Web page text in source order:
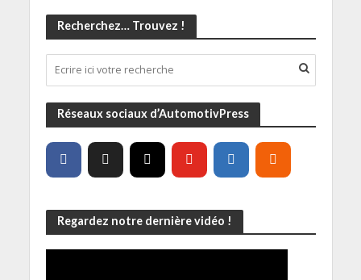
Recherchez… Trouvez !
Réseaux sociaux d’AutomotivPress
Regardez notre dernière vidéo !